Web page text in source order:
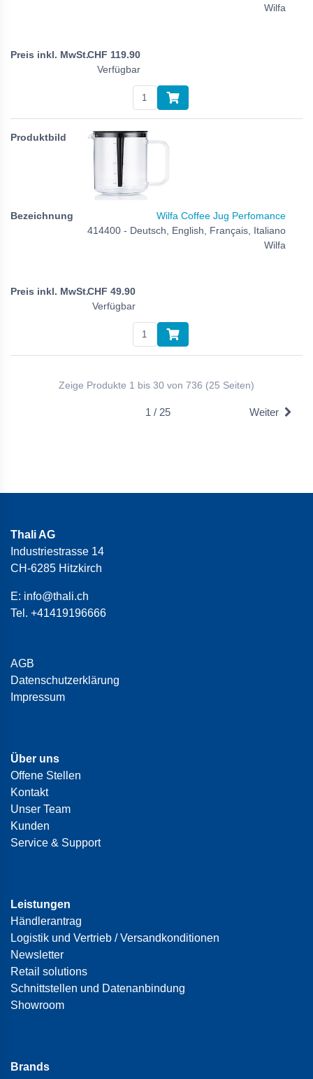
Wilfa
CHF 119.90
Verfügbar
Wilfa Coffee Jug Perfomance
414400 - Deutsch, English, Français, Italiano
Wilfa
CHF 49.90
Verfügbar
Zeige Produkte 1 bis 30 von 736 (25 Seiten)
1 / 25 Weiter
Thali AG
Industriestrasse 14
CH-6285 Hitzkirch
E: info@thali.ch
Tel. +41419196666
AGB
Datenschutzerklärung
Impressum
Über uns
Offene Stellen
Kontakt
Unser Team
Kunden
Service & Support
Leistungen
Händlerantrag
Logistik und Vertrieb / Versandkonditionen
Newsletter
Retail solutions
Schnittstellen und Datenanbindung
Showroom
Brands